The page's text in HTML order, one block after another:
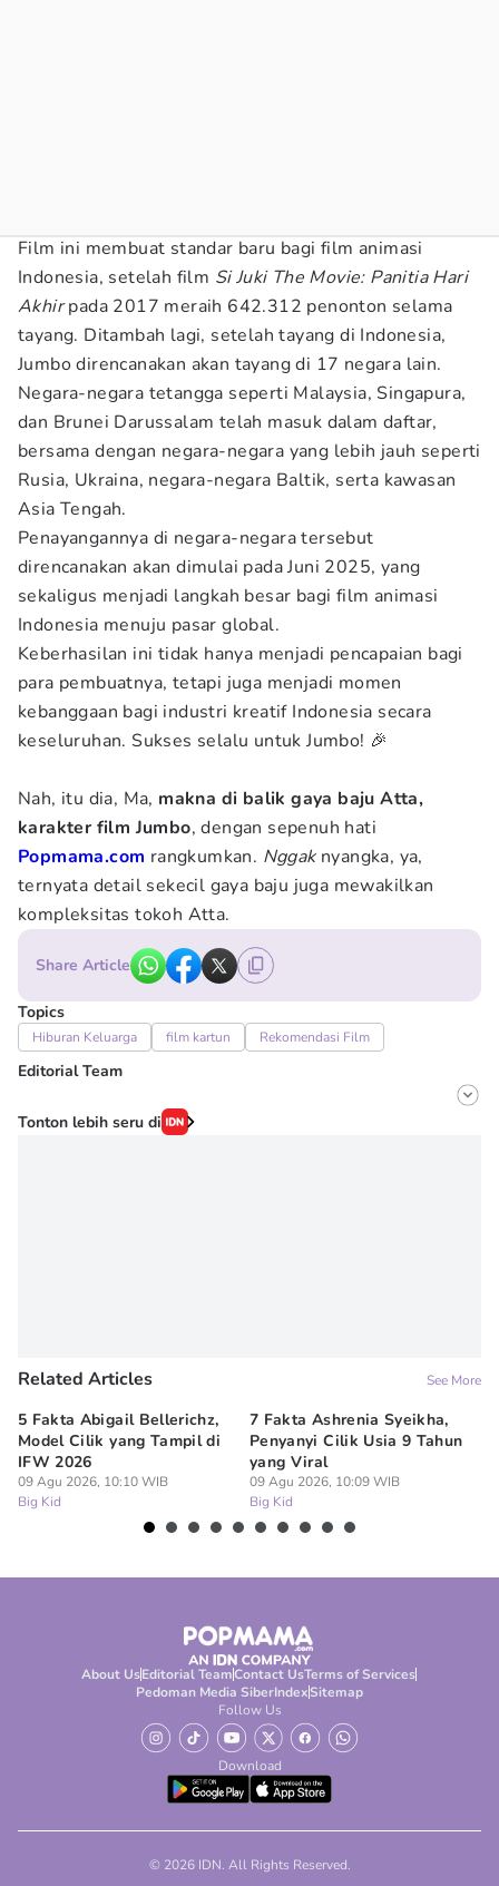
Film ini membuat standar baru bagi film animasi
Indonesia, setelah film Si Juki The Movie: Panitia Hari
Akhirpada 2017 meraih 642.312 penonton selama
tayang. Ditambah lagi, setelah tayang di Indonesia,
Jumbo direncanakan akan tayang di 17 negara lain.
Negara-negara tetangga seperti Malaysia, Singapura,
dan Brunei Darussalam telah masuk dalam daftar,
bersama dengan negara-negara yang lebih jauh seperti
Rusia, Ukraina, negara-negara Baltik, serta kawasan
Asia Tengah.
Penayangannya di negara-negara tersebut
direncanakan akan dimulai pada Juni 2025, yang
sekaligus menjadi langkah besar bagi film animasi
Indonesia menuju pasar global.
Keberhasilan ini tidak hanya menjadi pencapaian bagi
para pembuatnya, tetapi juga menjadi momen
kebanggaan bagi industri kreatif Indonesia secara
keseluruhan. Sukses selalu untuk Jumbo! 🎉
Nah, itu dia, Ma, makna di balik gaya baju Atta,
karakter film Jumbo, dengan sepenuh hati
Popmama.com rangkumkan. Nggak nyangka, ya,
ternyata detail sekecil gaya baju juga mewakilkan
kompleksitas tokoh Atta.
Share Article
Topics
Hiburan Keluarga film kartun Rekomendasi Film
Editorial Team
Editor
Tonton lebih seru di
Related Articles See More
5 Fakta Abigail Bellerichz,
Model Cilik yang Tampil di
IFW 2026
09 Agu 2026, 10:10 WIB
Big Kid
7 Fakta Ashrenia Syeikha,
Penyanyi Cilik Usia 9 Tahun
yang Viral
09 Agu 2026, 10:09 WIB
Big Kid
About UsEditorial TeamContact UsTerms of Services
Pedoman Media SiberIndexSitemap
Follow Us
Download
© 2026 IDN. All Rights Reserved.